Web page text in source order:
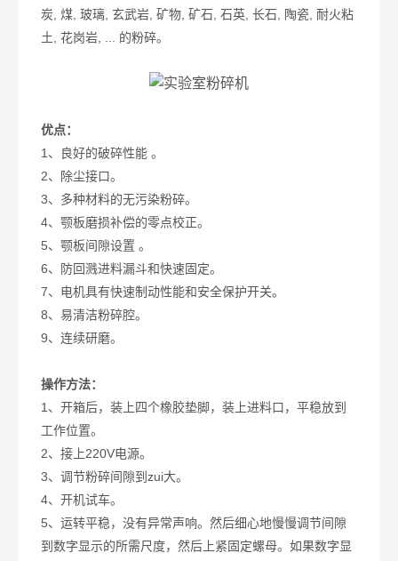
炭, 煤, 玻璃, 玄武岩, 矿物, 矿石, 石英, 长石, 陶瓷, 耐火粘
土, 花岗岩, ... 的粉碎。
优点：
1、良好的破碎性能 。
2、除尘接口。
3、多种材料的无污染粉碎。
4、颚板磨损补偿的零点校正。
5、颚板间隙设置 。
6、防回溅进料漏斗和快速固定。
7、电机具有快速制动性能和安全保护开关。
8、易清洁粉碎腔。
9、连续研磨。
操作方法：
1、开箱后，装上四个橡胶垫脚，装上进料口，平稳放到
工作位置。
2、接上220V电源。
3、调节粉碎间隙到zui大。
4、开机试车。
5、运转平稳，没有异常声响。然后细心地慢慢调节间隙
到数字显示的所需尺度，然后上紧固定螺母。如果数字显